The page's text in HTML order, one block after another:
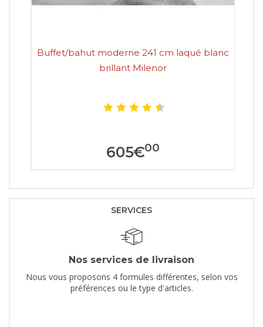
Buffet/bahut moderne 241 cm laqué blanc
brillant Milenor
605€00
SERVICES
Nos services de livraison
Nous vous proposons 4 formules différentes, selon vos
préférences ou le type d'articles.